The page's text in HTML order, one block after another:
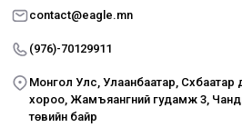
contact@eagle.mn
(976)-70129911
Монгол Улс, Улаанбаатар, Сүхбаатар
хороо, Жамъяангүний гудамж 3,
төвийн байр